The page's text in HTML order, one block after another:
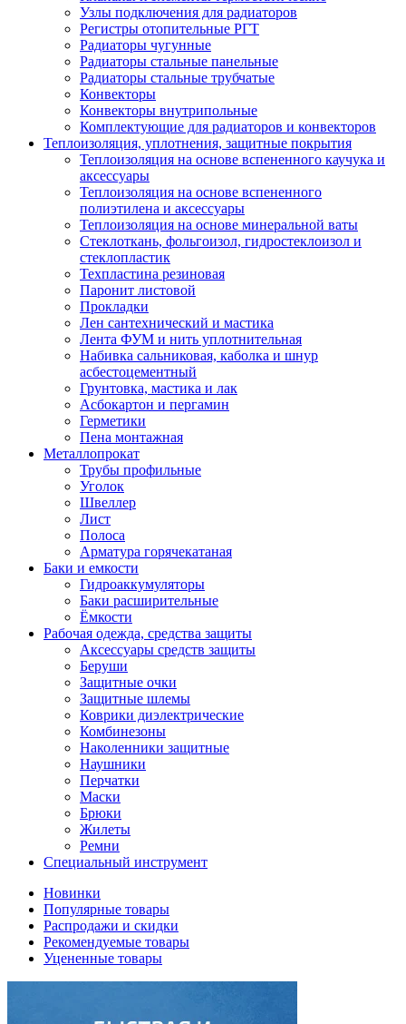
Узлы подключения для радиаторов
Регистры отопительные РГТ
Радиаторы чугунные
Радиаторы стальные панельные
Радиаторы стальные трубчатые
Конвекторы
Конвекторы внутрипольные
Комплектующие для радиаторов и конвекторов
Теплоизоляция, уплотнения, защитные покрытия
Теплоизоляция на основе вспененного каучука и
аксессуары
Теплоизоляция на основе вспененного
полиэтилена и аксессуары
Теплоизоляция на основе минеральной ваты
Стеклоткань, фольгоизол, гидростеклоизол и
стеклопластик
Техпластина резиновая
Паронит листовой
Прокладки
Лен сантехнический и мастика
Лента ФУМ и нить уплотнительная
Набивка сальниковая, каболка и шнур
асбестоцементный
Грунтовка, мастика и лак
Асбокартон и пергамин
Герметики
Пена монтажная
Металлопрокат
Трубы профильные
Уголок
Швеллер
Лист
Полоса
Арматура горячекатаная
Баки и емкости
Гидроаккумуляторы
Баки расширительные
Ёмкости
Рабочая одежда, средства защиты
Аксессуары средств защиты
Беруши
Защитные очки
Защитные шлемы
Коврики диэлектрические
Комбинезоны
Наколенники защитные
Наушники
Перчатки
Маски
Брюки
Жилеты
Ремни
Специальный инструмент
Новинки
Популярные товары
Распродажи и скидки
Рекомендуемые товары
Уцененные товары